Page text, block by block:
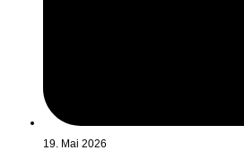
19. Mai 2026